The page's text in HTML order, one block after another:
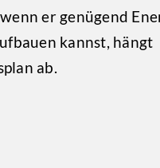
er genügend
kannst, hängt
ab.